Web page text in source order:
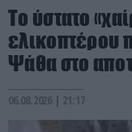
Το ύστατο
ελικοπτέρου
Ψάθα στο
06.08.2026 | 21:17